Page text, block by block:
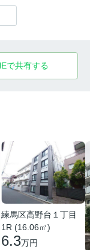
で共有する
練馬区高野台１丁目
1R (16.06㎡)
6.3万円